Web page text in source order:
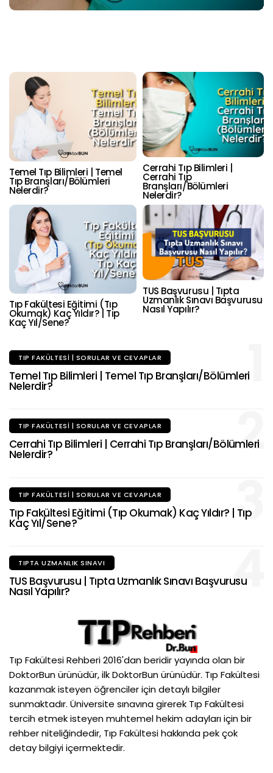
Temel Tıp Bilimleri | Temel
Tıp Branşları/Bölümleri
Nelerdir?
Cerrahi Tıp Bilimleri |
Cerrahi Tıp
Branşları/Bölümleri
Nelerdir?
Tıp Fakültesi Eğitimi (Tıp
Okumak) Kaç Yıldır? | Tıp
Kaç Yıl/Sene?
TUS Başvurusu | Tıpta
Uzmanlık Sınavı Başvurusu
Nasıl Yapılır?
1
TIP FAKÜLTESI | SORULAR VE CEVAPLAR
Temel Tıp Bilimleri | Temel Tıp Branşları/Bölümleri
Nelerdir?
2
TIP FAKÜLTESI | SORULAR VE CEVAPLAR
Cerrahi Tıp Bilimleri | Cerrahi Tıp Branşları/Bölümleri
Nelerdir?
3
TIP FAKÜLTESI | SORULAR VE CEVAPLAR
Tıp Fakültesi Eğitimi (Tıp Okumak) Kaç Yıldır? | Tıp
Kaç Yıl/Sene?
4
TIPTA UZMANLIK SINAVI
TUS Başvurusu | Tıpta Uzmanlık Sınavı Başvurusu
Nasıl Yapılır?
Tıp Fakültesi Rehberi 2016'dan beridir yayında olan bir
DoktorBun ürünüdür, ilk DoktorBun ürünüdür. Tıp Fakültesi
kazanmak isteyen öğrenciler için detaylı bilgiler
sunmaktadır. Üniversite sınavına girerek Tıp Fakültesi
tercih etmek isteyen muhtemel hekim adayları için bir
rehber niteliğindedir, Tıp Fakültesi hakkında pek çok
detay bilgiyi içermektedir.